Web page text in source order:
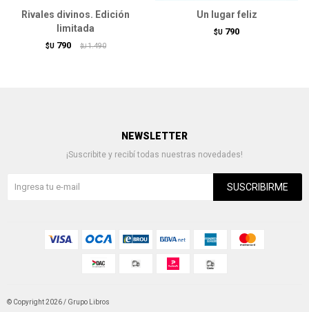
Rivales divinos. Edición
limitada
$U 790 $U 1.490
Un lugar feliz
$U 790
NEWSLETTER
¡Suscribite y recibí todas nuestras novedades!
SUSCRIBIRME
© Copyright 2026 / Grupo Libros